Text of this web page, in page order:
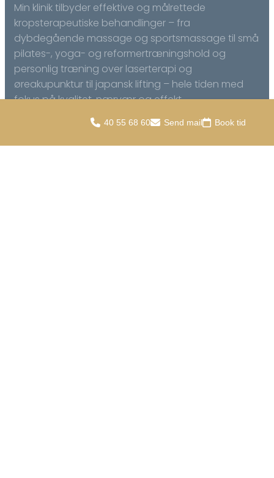
Min klinik tilbyder effektive og målrettede
kropsterapeutiske behandlinger – fra
dybdegående massage og sportsmassage til små
pilates-, yoga- og reformertræningshold og
personlig træning over laserterapi og
øreakupunktur til japansk lifting – hele tiden med
fokus på kvalitet, nærvær og effekt.
40 55 68 60 Send mail Book tid